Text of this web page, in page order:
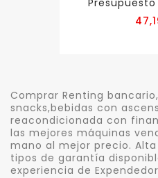
Comprar Renting
snacks,bebidas con
reacondicionada con
las mejores máquinas
mano al mejor precio.
tipos de garantía
experiencia de